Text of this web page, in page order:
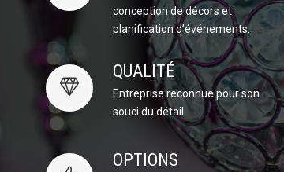
conception de décors et
planification d’événements.
QUALITÉ
Entreprise reconnue pour son
souci du détail.
OPTIONS